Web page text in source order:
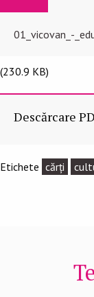
01_vicovan_-
(230.9 KB)
Descărcare
Etichete cărți